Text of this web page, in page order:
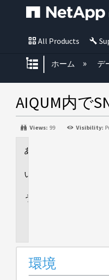
All Products
グローバ
ホーム デ
AIQUM内で
Views: 99 Visibility:
環境